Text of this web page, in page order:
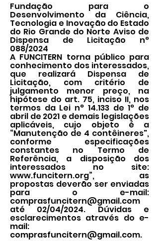
Fundação para o
Desenvolvimento da Ciência,
Tecnologia e Inovação do Estado
do Rio Grande do Norte Aviso de
Dispensa de Licitação n°
088/2024
A FUNCITERN torna público para
conhecimento dos interessados,
que realizará Dispensa de
Licitação, com critério de
julgamento menor preço, na
hipótese do art. 75, inciso II, nos
termos da Lei n° 14.133 de 1° de
abril de 2021 e demais legislações
aplicáveis, cujo objeto é a
“Manutenção de 4 contêineres",
conforme especificações
constantes no Termo de
Referência, a disposição dos
interessados no site:
www.funcitern.org”, as
propostas deverão ser enviadas
para o e-mail:
comprasfuncitern@gmail.com
até 02/04/2024. Dúvidas e
esclarecimentos através do e-
mail:
comprasfuncitern@gmail.com.